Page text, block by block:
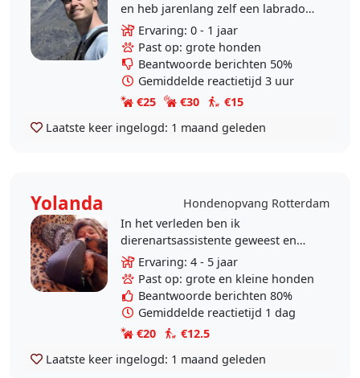
en heb jarenlang zelf een labrador
gehad. Tegenwoordig laat ik
geregeld de honden van vrienden
en familie uit, en..
Ervaring: 0 - 1 jaar
Past op: grote honden
Beantwoorde berichten 50%
Gemiddelde reactietijd 3 uur
€25
€30
€15
Laatste keer ingelogd: 1 maand geleden
Yolanda
Hondenopvang Rotterdam
In het verleden ben ik
dierenartsassistente geweest en
gek op honden en ook katten.Ik
heb tijd dus zou het leuk vinden
om op uw hond te passen en er..
Ervaring: 4 - 5 jaar
Past op: grote en kleine honden
Beantwoorde berichten 80%
Gemiddelde reactietijd 1 dag
€20
€12.5
Laatste keer ingelogd: 1 maand geleden